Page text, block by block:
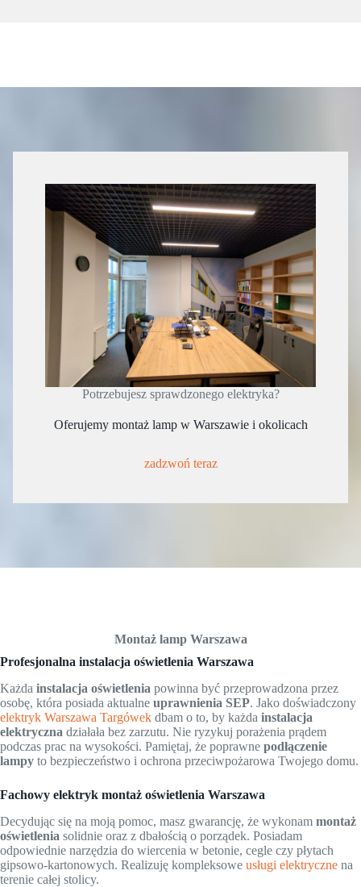
Potrzebujesz sprawdzonego elektryka?
Oferujemy montaż lamp w Warszawie i okolicach
zadzwoń teraz
Montaż lamp Warszawa
Profesjonalna instalacja oświetlenia Warszawa
Każda instalacja oświetlenia powinna być przeprowadzona przez
osobę, która posiada aktualne uprawnienia SEP. Jako doświadczony
elektryk Warszawa Targówek dbam o to, by każda instalacja
elektryczna działała bez zarzutu. Nie ryzykuj porażenia prądem
podczas prac na wysokości. Pamiętaj, że poprawne podłączenie
lampy to bezpieczeństwo i ochrona przeciwpożarowa Twojego domu.
Fachowy elektryk montaż oświetlenia Warszawa
Decydując się na moją pomoc, masz gwarancję, że wykonam montaż
oświetlenia solidnie oraz z dbałością o porządek. Posiadam
odpowiednie narzędzia do wiercenia w betonie, cegle czy płytach
gipsowo-kartonowych. Realizuję kompleksowe usługi elektryczne na
terenie całej stolicy.